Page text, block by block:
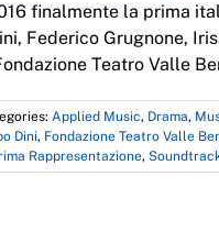
finalmente la prima
Federico Grugnone,
Teatro Valle
Applied Music, Drama,
Dini, Fondazione Teatro Valle
Rappresentazione,